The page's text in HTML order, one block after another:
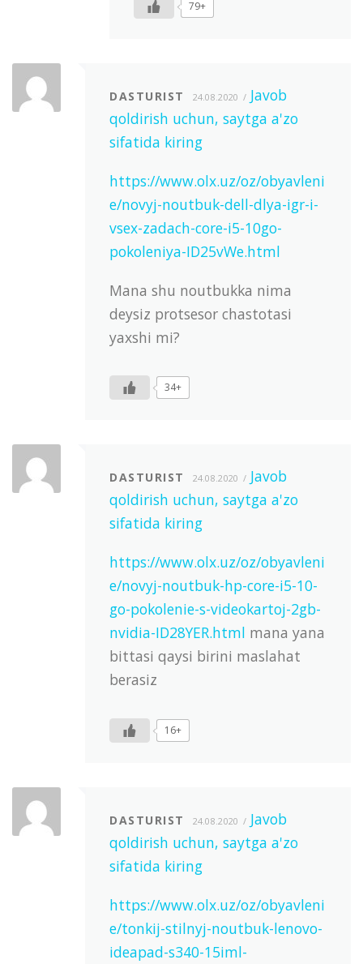
79+
DASTURIST 24.08.2020
Javob
qoldirish uchun, saytga a'zo
sifatida kiring
https://www.olx.uz/oz/obyavleni
e/novyj-noutbuk-dell-dlya-igr-i-
vsex-zadach-core-i5-10go-
pokoleniya-ID25vWe.html
Mana shu noutbukka nima
deysiz protsesor chastotasi
yaxshi mi?
34+
DASTURIST 24.08.2020
Javob
qoldirish uchun, saytga a'zo
sifatida kiring
https://www.olx.uz/oz/obyavleni
e/novyj-noutbuk-hp-core-i5-10-
go-pokolenie-s-videokartoj-2gb-
nvidia-ID28YER.html mana yana
bittasi qaysi birini maslahat
berasiz
16+
DASTURIST 24.08.2020
Javob
qoldirish uchun, saytga a'zo
sifatida kiring
https://www.olx.uz/oz/obyavleni
e/tonkij-stilnyj-noutbuk-lenovo-
ideapad-s340-15iml-